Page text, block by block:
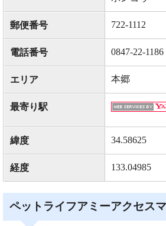
郵便番号 722-1112
電話番号 0847-22-1186
エリア 本郷
最寄り駅
緯度 34.58625
経度 133.04985
ペットライフアミーアクセス